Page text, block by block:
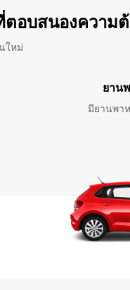
ตอบสนองความ
ใหม่
ยาน
มียานพา